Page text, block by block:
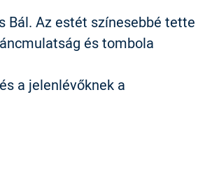
Bál. Az estét színesebbé tette
és tombola
a jelenlévőknek a